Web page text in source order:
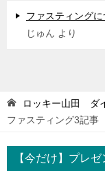
ファスティング
じゅん より
ロッキー山田 ダ
ファスティング3記事
【今だけ】プレ